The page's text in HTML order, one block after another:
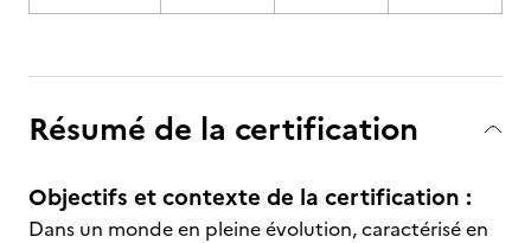
Résumé de la certification
Objectifs et contexte de la certification :
Dans un monde en pleine évolution, caractérisé en